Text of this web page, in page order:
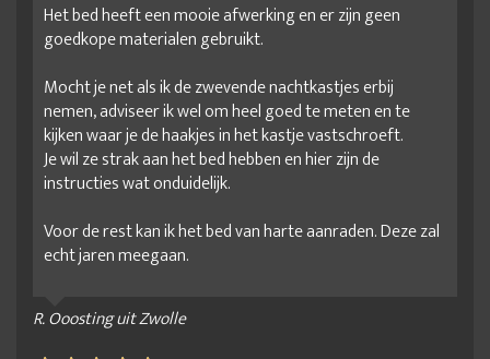
Het bed heeft een mooie afwerking en er zijn geen
goedkope materialen gebruikt.
Mocht je net als ik de zwevende nachtkastjes erbij
nemen, adviseer ik wel om heel goed te meten en te
kijken waar je de haakjes in het kastje vastschroeft.
Je wil ze strak aan het bed hebben en hier zijn de
instructies wat onduidelijk.
Voor de rest kan ik het bed van harte aanraden. Deze zal
echt jaren meegaan.
R. Ooosting uit Zwolle